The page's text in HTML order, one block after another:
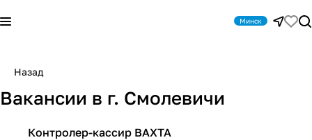
Минск
Назад
Вакансии в г. Смолевичи
Контролер-кассир ВАХТА